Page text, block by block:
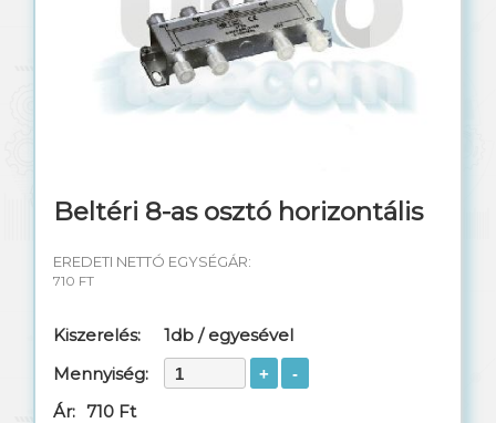
Beltéri leágazók
Kültéri TAP elosztók
Erősítők, tápok
Műszerek, szerszámok
Beltéri 8-as osztó horizontális
EREDETI NETTÓ EGYSÉGÁR:
710 FT
Kiszerelés:
1db / egyesével
Mennyiség:
Ár: 710 Ft